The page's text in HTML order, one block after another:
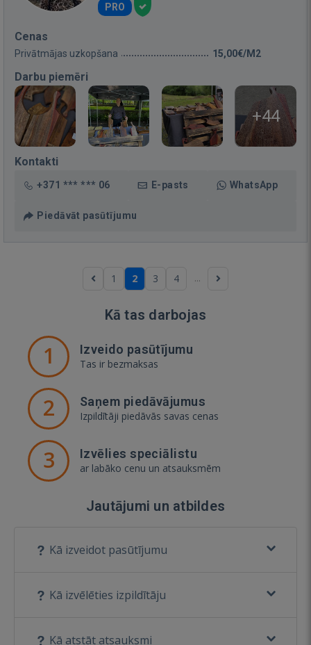
PRO
Cenas
Privātmājas uzkopšana 15,00€/M2
Darbu piemēri
+44
Kontakti
+371 *** *** 06 E-pasts WhatsApp
Piedāvāt pasūtījumu
1 2 3 4 ...
Kā tas darbojas
1 Izveido pasūtījumu
Tas ir bezmaksas
2 Saņem piedāvājumus
Izpildītāji piedāvās savas cenas
3 Izvēlies speciālistu
ar labāko cenu un atsauksmēm
Jautājumi un atbildes
Kā izveidot pasūtījumu
Kā izvēlēties izpildītāju
Kā atstāt atsauksmi